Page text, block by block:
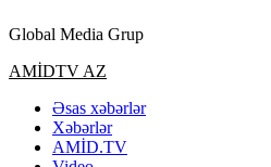
Global Media Grup
Primary
AMİDTV AZ
Əsas xəbərlər
Xəbərlər
AMİD.TV